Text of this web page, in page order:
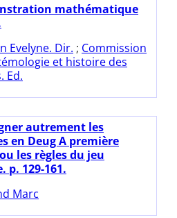
mathématique
Evelyne. Dir. ; Commission
et histoire des
Ed.
autrement les
en Deug A première
les règles du jeu
p. 129-161.
Marc